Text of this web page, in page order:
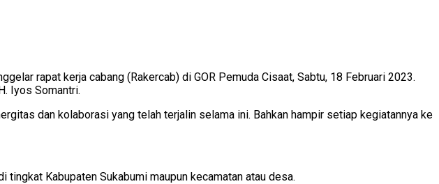
rapat kerja cabang (Rakercab) di GOR Pemuda Cisaat, Sabtu, 18 Februari 2023.
Iyos Somantri.
dan kolaborasi yang telah terjalin selama ini. Bahkan hampir setiap kegiatannya ke
Kabupaten Sukabumi maupun kecamatan atau desa.